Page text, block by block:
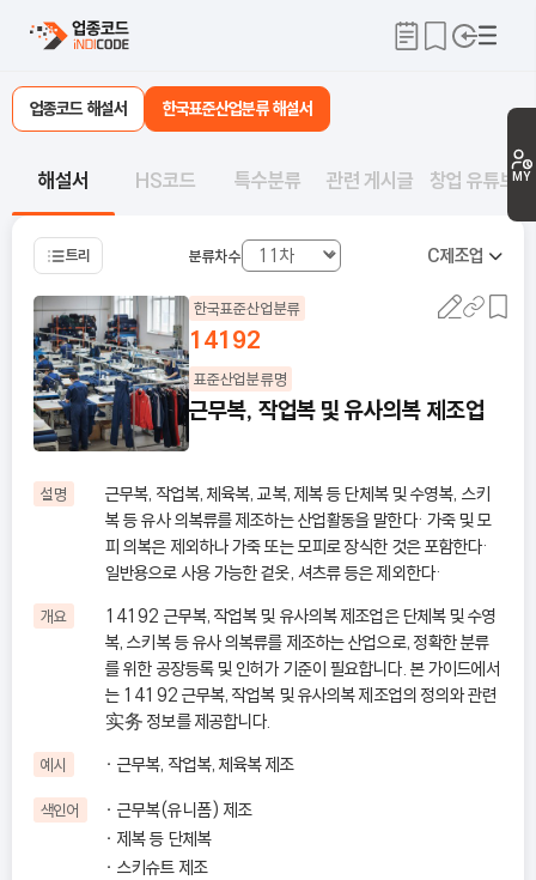
MY
업종코드 해설서 한국표준산업분류 해설서
해설서 HS코드 특수분류 관련 게시글 창업 유튜브
트리 분류차수 C제조업
한국표준산업분류
14192
표준산업분류명
근무복, 작업복 및 유사의복 제조업
설명
근무복, 작업복, 체육복, 교복, 제복 등 단체복 및 수영복, 스키
복 등 유사 의복류를 제조하는 산업활동을 말한다· 가죽 및 모
피 의복은 제외하나 가죽 또는 모피로 장식한 것은 포함한다·
일반용으로 사용 가능한 겉옷, 셔츠류 등은 제외한다·
개요
14192 근무복, 작업복 및 유사의복 제조업은 단체복 및 수영
복, 스키복 등 유사 의복류를 제조하는 산업으로, 정확한 분류
를 위한 공장등록 및 인허가 기준이 필요합니다. 본 가이드에서
는 14192 근무복, 작업복 및 유사의복 제조업의 정의와 관련
实务 정보를 제공합니다.
예시 근무복, 작업복, 체육복 제조
색인어
근무복(유니폼) 제조
제복 등 단체복
스키슈트 제조